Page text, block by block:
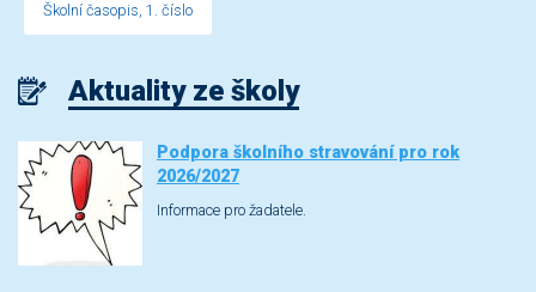
Školní časopis, 1. číslo
Aktuality ze školy
Podpora školního stravování pro rok
2026/2027
Informace pro žadatele.